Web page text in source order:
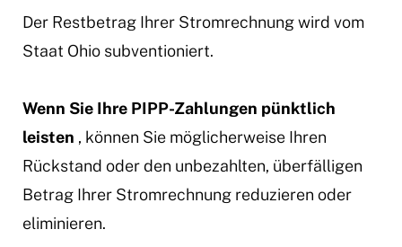
Der Restbetrag Ihrer Stromrechnung wird vom
Staat Ohio subventioniert.
Wenn Sie Ihre PIPP-Zahlungen pünktlich
leisten , können Sie möglicherweise Ihren
Rückstand oder den unbezahlten, überfälligen
Betrag Ihrer Stromrechnung reduzieren oder
eliminieren.